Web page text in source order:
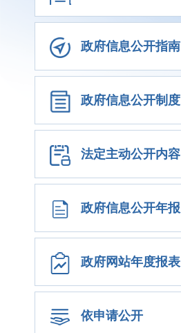
政府信息公开指南
政府信息公开制度
法定主动公开内容
政府信息公开年报
政府网站年度报表
依申请公开